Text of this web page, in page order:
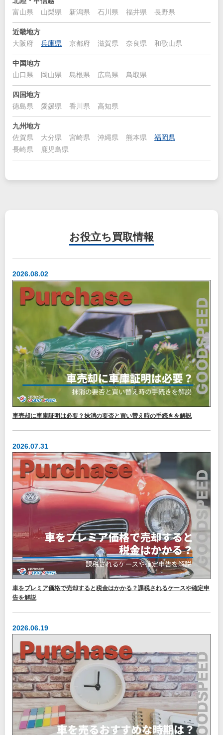
富山県
山梨県 新潟県 石川県 福井県 長野県
近畿地方
大阪府
兵庫県 京都府 滋賀県 奈良県 和歌山県
中国地方
山口県
岡山県 島根県 広島県 鳥取県
四国地方
徳島県
愛媛県 香川県 高知県
九州地方
佐賀県
大分県 宮崎県 沖縄県 熊本県
福岡県
長崎県
鹿児島県
お役立ち 買取情報
2026.08.02
車売却に車庫証明は必要？抹消の要否と買い替え時の手続きを解説
2026.07.31
車をプレミア価格で売却すると税金はかかる？課税されるケースや確定申
告を解説
2026.06.19